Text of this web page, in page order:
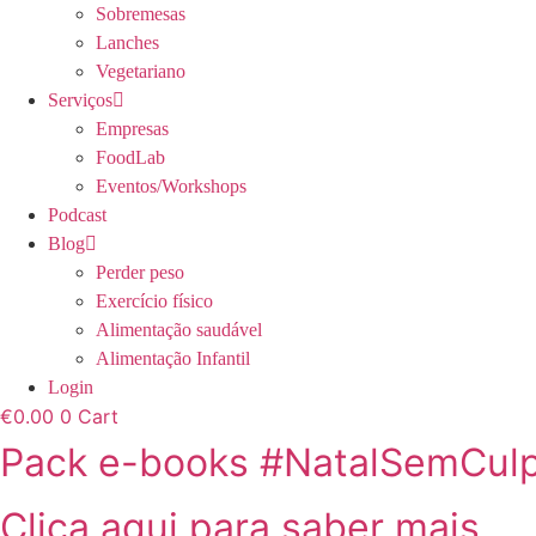
Sobremesas
Lanches
Vegetariano
Serviços
Empresas
FoodLab
Eventos/Workshops
Podcast
Blog
Perder peso
Exercício físico
Alimentação saudável
Alimentação Infantil
Login
€0.00 0 Cart
Pack e-books